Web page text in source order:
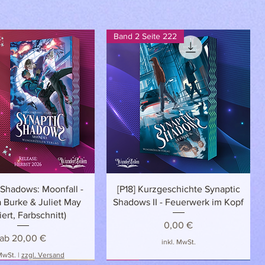
Moonfall -
Burke & Juliet May
Farbschnitt)
ab 20,00 €
Sale-Preis
| zzgl. Versand
Schnellansicht
Band 2 Seite 222
[P18] Kurzgeschichte Synaptic
Shadows II - Feuerwerk im Kopf
Preis
0,00 €
inkl. MwSt.